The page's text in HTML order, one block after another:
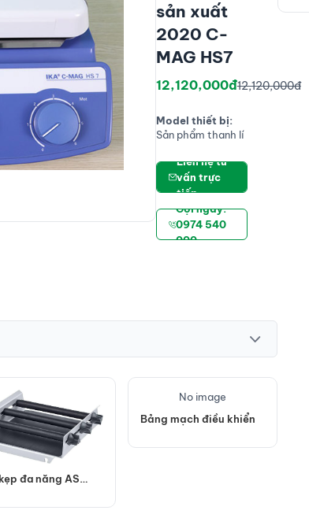
sản xuất
2020 C-
MAG HS7
12,120,000đ12,120,000đ
Model thiết bị:
Sản phẩm thanh lí
Liên hệ tư
vấn trực
tiếp
Gọi ngay:
0974 540
000
đa năng AS
No image
Bảng mạch điều khiển